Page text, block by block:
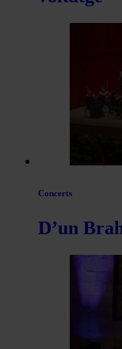
Concerts
D’un